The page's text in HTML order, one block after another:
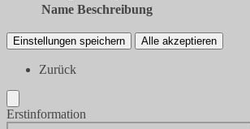
Name Beschreibung
Einstellungen speichern Alle akzeptieren
Zurück
Erstinformation